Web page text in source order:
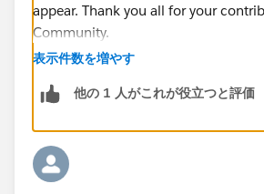
appear. Thank you all for your
Community.
表示件数を増やす
他の 1 人がこれが役立つと評価